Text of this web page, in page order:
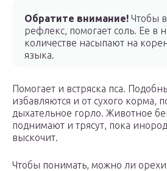
Обратите внимание! Чтобы
рефлекс, помогает соль. Ее в
количестве насыпают на
языка.
Помогает и встряска пса.
избавляются и от сухого корма,
дыхательное горло. Животное
поднимают и трясут, пока
выскочит.
Чтобы понимать, можно ли